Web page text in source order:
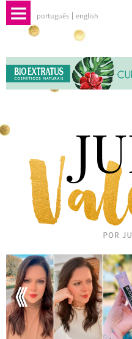
português english